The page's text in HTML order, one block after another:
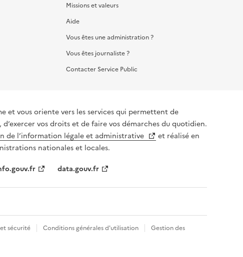
Missions et valeurs
Aide
Vous êtes une administration ?
Vous êtes journaliste ?
Contacter Service Public
et vous oriente vers les services qui permettent de
vos droits et de faire vos démarches du quotidien.
de l’information légale et administrative
et réalisé en
nationales et locales.
data.gouv.fr
et sécurité Conditions générales d'utilisation
Gestion des